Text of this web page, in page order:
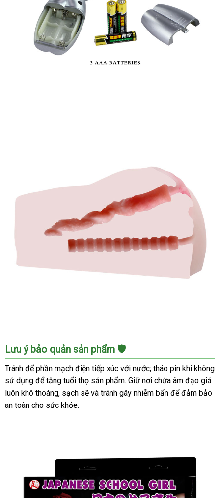
Kích
Đạo
Giả
Siêu
Mịn
Chân
Thật
Lưu ý bảo quản sản phẩm 🛡️
Tránh để phần mạch điện tiếp xúc với nước; tháo pin khi không
sử dụng để tăng tuổi thọ sản phẩm. Giữ nơi chứa âm đạo giả
luôn khô thoáng, sạch sẽ và tránh gây nhiễm bẩn để đảm bảo
an toàn cho sức khỏe.